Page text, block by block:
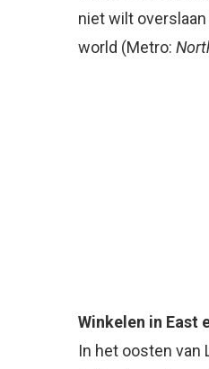
niet wilt overslaan
world (Metro:
Winkelen in East
In het oosten van